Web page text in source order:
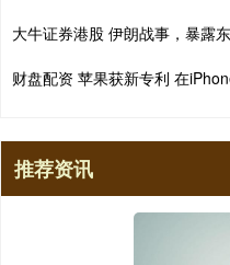
大牛证券港股 伊朗战事，暴露
财盘配资 苹果获新专利 在
推荐资讯